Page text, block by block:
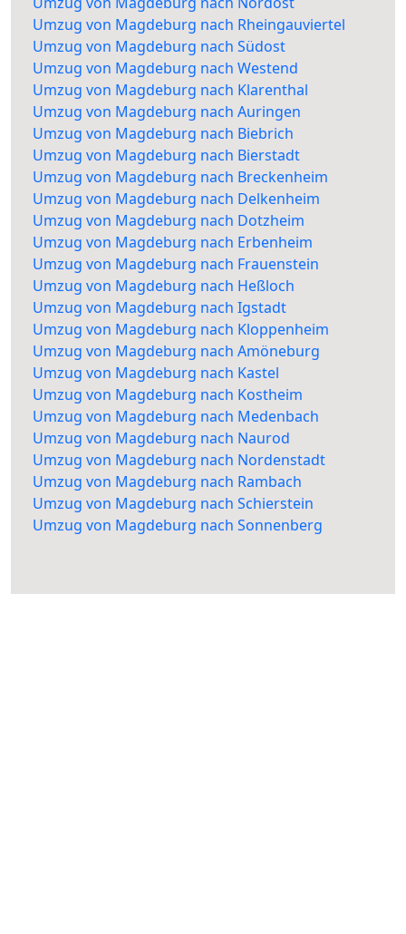
Umzug von Magdeburg nach Rheingauviertel
Umzug von Magdeburg nach Südost
Umzug von Magdeburg nach Westend
Umzug von Magdeburg nach Klarenthal
Umzug von Magdeburg nach Auringen
Umzug von Magdeburg nach Biebrich
Umzug von Magdeburg nach Bierstadt
Umzug von Magdeburg nach Breckenheim
Umzug von Magdeburg nach Delkenheim
Umzug von Magdeburg nach Dotzheim
Umzug von Magdeburg nach Erbenheim
Umzug von Magdeburg nach Frauenstein
Umzug von Magdeburg nach Heßloch
Umzug von Magdeburg nach Igstadt
Umzug von Magdeburg nach Kloppenheim
Umzug von Magdeburg nach Amöneburg
Umzug von Magdeburg nach Kastel
Umzug von Magdeburg nach Kostheim
Umzug von Magdeburg nach Medenbach
Umzug von Magdeburg nach Naurod
Umzug von Magdeburg nach Nordenstadt
Umzug von Magdeburg nach Rambach
Umzug von Magdeburg nach Schierstein
Umzug von Magdeburg nach Sonnenberg